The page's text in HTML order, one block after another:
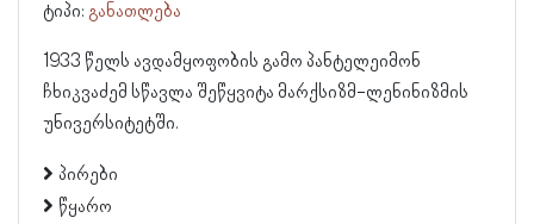
ტიპი: განათლება
1933 წელს ავდამყოფობის გამო პანტელეიმონ
ჩხიკვაძემ სწავლა შეწყვიტა მარქსიზმ-ლენინიზმის
უნივერსიტეტში.
პირები
წყარო